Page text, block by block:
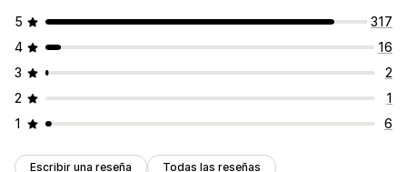
5
317
4
16
3
2
2
1
1
6
Escribir una reseña Todas las reseñas